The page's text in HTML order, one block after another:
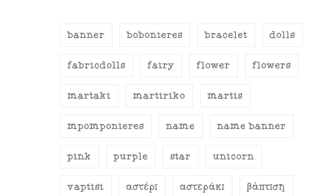
banner bobonieres bracelet dolls
fabricdolls fairy flower flowers
martaki martiriko martis
mpomponieres name name banner
pink purple star unicorn
vaptisi αστέρι αστεράκι βάπτιση